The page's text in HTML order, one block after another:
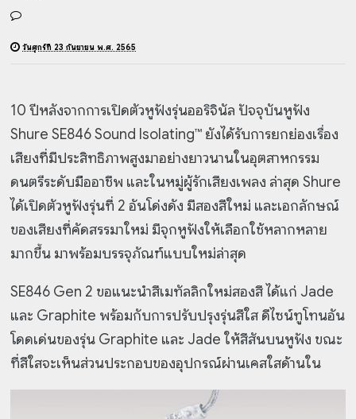
วันศุกร์ที่ 23 กันยายน พ.ศ. 2565
10 ปีหลังจากการเปิดตัวหูฟังรุ่นออริจินัล ปัจจุบันหูฟัง
Shure SE846 Sound Isolating™ ยังได้รับการยกย่องเรื่อง
เสียงที่มีประสิทธิภาพสูงมาอย่างยาวนานในอุตสาหกรรม
ดนตรีระดับมืออาชีพ และในหมู่ผู้รักเสียงเพลง ล่าสุด Shure
ได้เปิดตัวหูฟังรุ่นที่ 2 อันโด่งดัง มีสองสีใหม่ และเอกลักษณ์
ของเสียงที่คัดสรรมาใหม่ มีจุกหูฟังให้เลือกใช้หลากหลาย
มากขึ้น มาพร้อมบรรจุภัณฑ์แบบใหม่ล่าสุด
SE846 Gen 2 ขอแนะนำสีเมทัลลิกใหม่สองสี ได้แก่ Jade
และ Graphite พร้อมกับการปรับปรุงรุ่นสีใส ดีไซน์ทูโทนอัน
โดดเด่นของรุ่น Graphite และ Jade ให้สีสันบนหูฟัง ขณะ
ที่สีใสจะเห็นส่วนประกอบของอุปกรณ์ผ่านเคสใสด้านใน